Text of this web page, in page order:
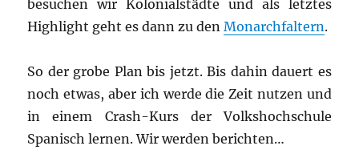
besuchen wir Kolonialstädte und als letztes
Highlight geht es dann zu denMonarchfaltern.
So der grobe Plan bis jetzt. Bis dahin dauert es
noch etwas, aber ich werde die Zeit nutzen und
in einem Crash-Kurs der Volkshochschule
Spanisch lernen. Wir werden berichten…